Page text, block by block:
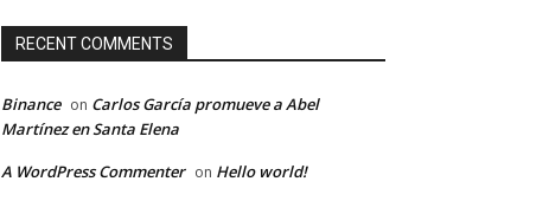
RECENT COMMENTS
Binance on Carlos García promueve a Abel
Martínez en Santa Elena
A WordPress Commenter on Hello world!